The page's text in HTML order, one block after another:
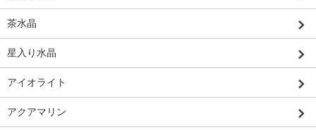
茶水晶
星入り水晶
アイオライト
アクアマリン